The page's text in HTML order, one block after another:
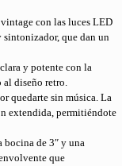
con las luces LED
sintonizador, que dan un
y potente con la
al diseño retro.
quedarte sin música. La
extendida, permitiéndote
bocina de 3″ y una
que